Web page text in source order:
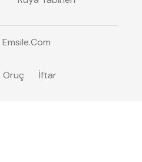
Emsile.Com
Oruç İftar